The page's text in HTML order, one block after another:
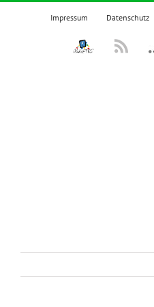
Zum
Impressum Datenschutz
IPadsTKSRss